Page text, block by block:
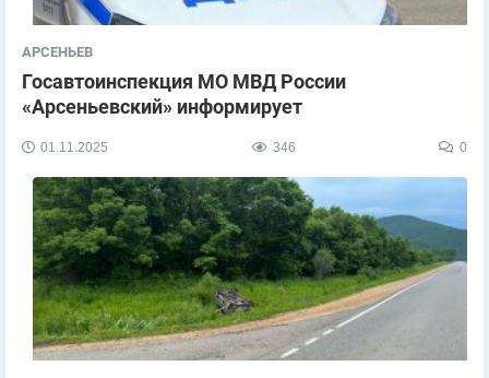
АРСЕНЬЕВ
Госавтоинспекция МО МВД России
«Арсеньевский» информирует
01.11.2025 346 0